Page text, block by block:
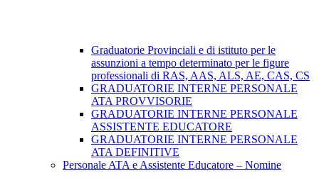
Graduatorie Provinciali e di istituto per le
assunzioni a tempo determinato per le figure
professionali di RAS, AAS, ALS, AE, CAS, CS
GRADUATORIE INTERNE PERSONALE
ATA PROVVISORIE
GRADUATORIE INTERNE PERSONALE
ASSISTENTE EDUCATORE
GRADUATORIE INTERNE PERSONALE
ATA DEFINITIVE
Personale ATA e Assistente Educatore – Nomine